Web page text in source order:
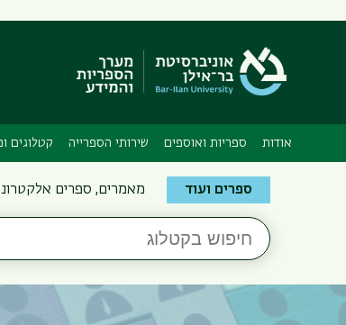
אודות ספריות ואוספים שירותי הספרייה קטלוגים
Search
the
Bar-
Ilan
Libraries
ספרים ועוד מאמרים, ספרים
חיפוש
בקטלוג